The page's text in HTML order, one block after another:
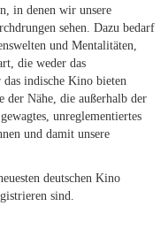
in denen wir unsere
sehen. Dazu bedarf
und Mentalitäten,
die weder das
das indische Kino bieten
der Nähe, die außerhalb der
unreglementiertes
und damit unsere
deutschen Kino
sind.